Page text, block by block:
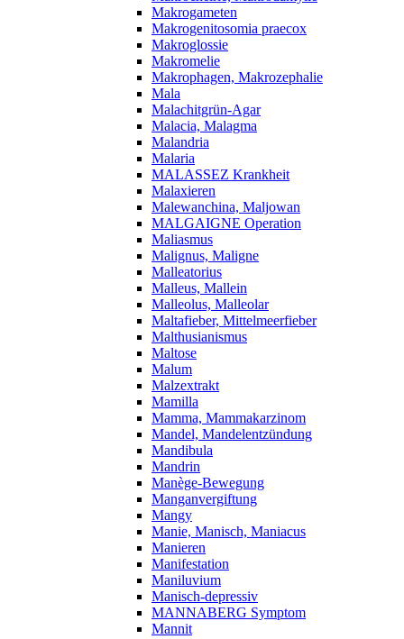
Makrogameten
Makrogenitosomia praecox
Makroglossie
Makromelie
Makrophagen, Makrozephalie
Mala
Malachitgrün-Agar
Malacia, Malagma
Malandria
Malaria
MALASSEZ Krankheit
Malaxieren
Malewanchina, Maljowan
MALGAIGNE Operation
Maliasmus
Malignus, Maligne
Malleatorius
Malleus, Mallein
Malleolus, Malleolar
Maltafieber, Mittelmeerfieber
Malthusianismus
Maltose
Malum
Malzextrakt
Mamilla
Mamma, Mammakarzinom
Mandel, Mandelentzündung
Mandibula
Mandrin
Manège-Bewegung
Manganvergiftung
Mangy
Manie, Manisch, Maniacus
Manieren
Manifestation
Maniluvium
Manisch-depressiv
MANNABERG Symptom
Mannit